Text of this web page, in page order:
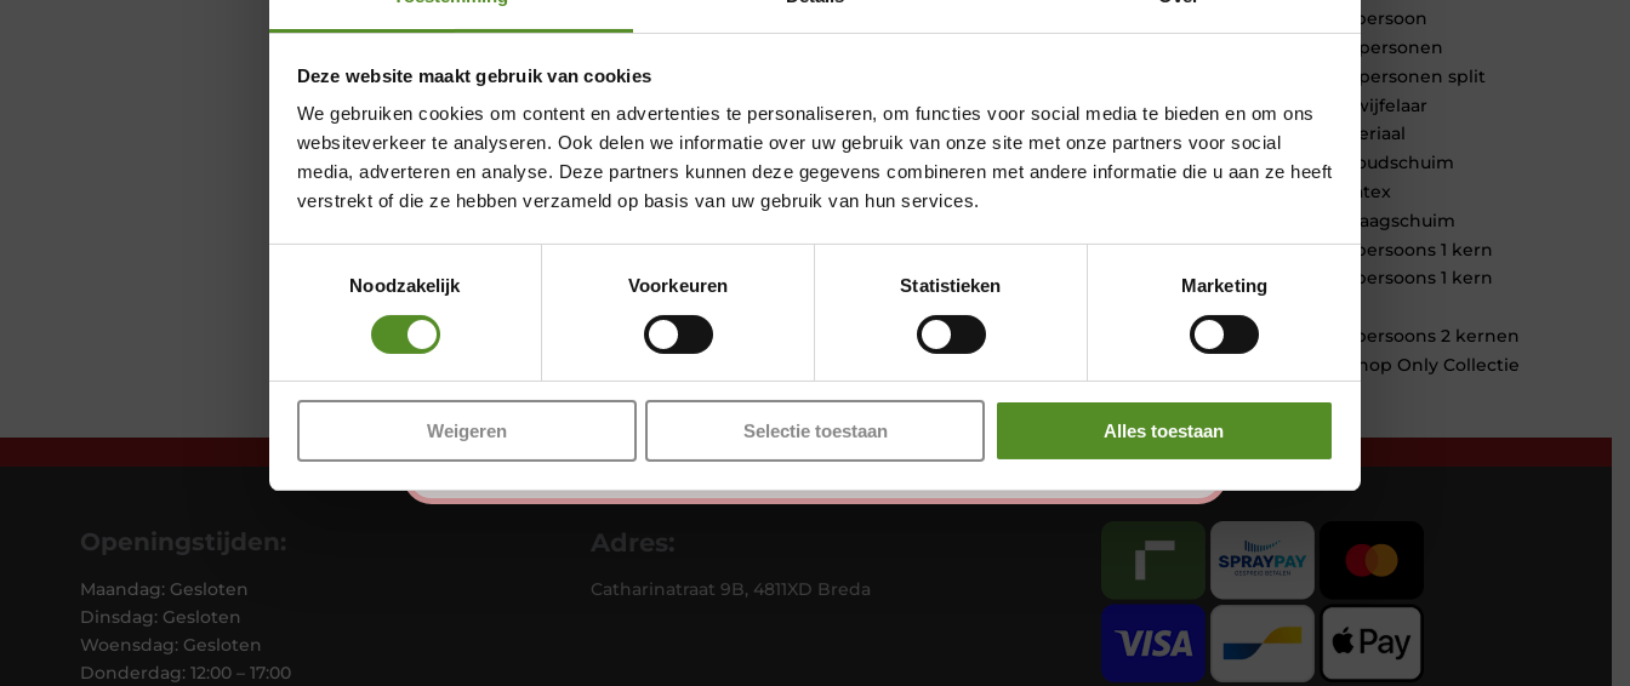
Deze website maakt gebruik van cookies
We gebruiken cookies om content en advertenties te personaliseren, om functies voor social media te bieden en om ons
websiteverkeer te analyseren. Ook delen we informatie over uw gebruik van onze site met onze partners voor social
media, adverteren en analyse. Deze partners kunnen deze gegevens combineren met andere informatie die u aan ze heeft
verstrekt of die ze hebben verzameld op basis van uw gebruik van hun services.
Noodzakelijk
Voorkeuren Statistieken Marketing
Weigeren Selectie toestaan Alles toestaan
1 persoon
2 personen
2 personen split
Twijfelaar
Materiaal
Koudschuim
Latex
Traagschuim
Tweepersoons 1 kern
Tweepersoons 1 kern
Tweepersoons 2 kernen
Webshop Only Collectie
Openingstijden:
Maandag: Gesloten
Dinsdag: Gesloten
Woensdag: Gesloten
Donderdag: 12:00 – 17:00
Adres:
Catharinatraat 9B, 4811XD Breda
Donderdag 12:00 – 17:00
Vrijdag 12:00 – 17:00
Zaterdag 12:00 – 17:00
Zondag 12:00 – 17:00